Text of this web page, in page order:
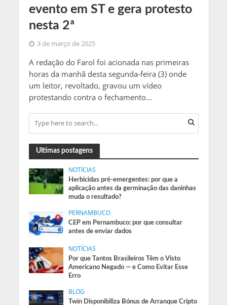
evento em ST e gera protesto
nesta 2ª
3 de março de 2025
A redação do Farol foi acionada nas primeiras
horas da manhã desta segunda-feira (3) onde
um leitor, revoltado, gravou um vídeo
protestando contra o fechamento...
Ultimas postagens
NOTÍCIAS
Herbicidas pré-emergentes: por que a
aplicação antes da germinação das daninhas
muda o resultado?
PERNAMBUCO
CEP em Pernambuco: por que consultar
antes de enviar dados
NOTÍCIAS
Por que Tantos Brasileiros Têm o Visto
Americano Negado — e Como Evitar Esse
Erro
BLOG
Twin Disponibiliza Bónus de Arranque Cripto